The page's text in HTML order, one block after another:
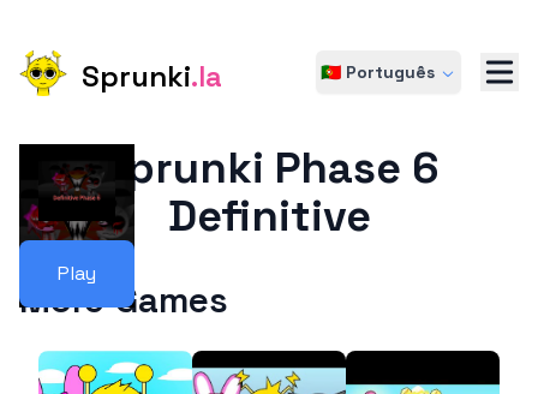
Sprunki.la 🇵🇹 Português
Play
Sprunki Phase 6
Definitive
More Games